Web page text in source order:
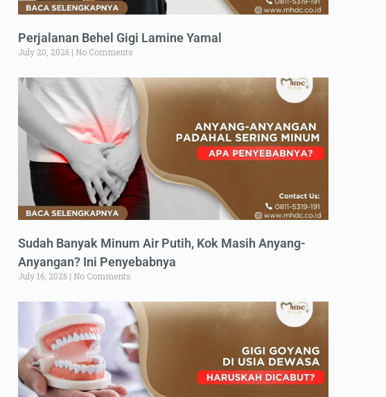
Perjalanan Behel Gigi Lamine Yamal
July 20, 2026 No Comments
Sudah Banyak Minum Air Putih, Kok Masih Anyang-
Anyangan? Ini Penyebabnya
July 16, 2026 No Comments